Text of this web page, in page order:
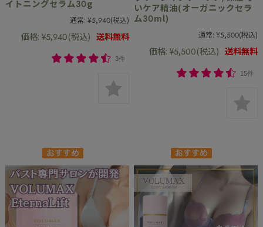
イトニングセラム30g
通常: ¥5,940(税込)
価格: ¥5,940(税込) 送料無料
3件
いケア精油(オーガニックセラ
ム30ml)
通常: ¥5,500(税込)
価格: ¥5,500(税込) 送料無料
15件